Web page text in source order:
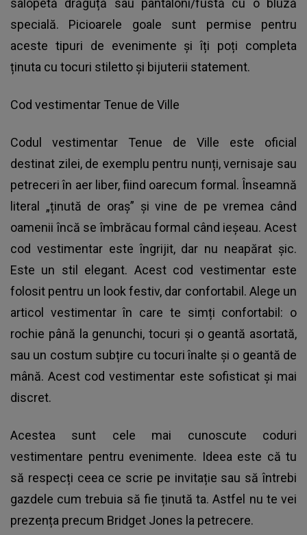
salopetă drăguță sau pantaloni/fustă cu o bluză
specială. Picioarele goale sunt permise pentru
aceste tipuri de evenimente și îți poți completa
ținuta cu tocuri stiletto și bijuterii statement.
Cod vestimentar Tenue de Ville
Codul vestimentar Tenue de Ville este oficial
destinat zilei, de exemplu pentru nunți, vernisaje sau
petreceri în aer liber, fiind oarecum formal. Înseamnă
literal „ținută de oraș” și vine de pe vremea când
oamenii încă se îmbrăcau formal când ieșeau. Acest
cod vestimentar este îngrijit, dar nu neapărat șic.
Este un stil elegant. Acest cod vestimentar este
folosit pentru un look festiv, dar confortabil. Alege un
articol vestimentar în care te simți confortabil: o
rochie până la genunchi, tocuri și o geantă asortată,
sau un costum subțire cu tocuri înalte și o geantă de
mână. Acest cod vestimentar este sofisticat și mai
discret.
Acestea sunt cele mai cunoscute coduri
vestimentare pentru evenimente. Ideea este că tu
să respecți ceea ce scrie pe invitație sau să întrebi
gazdele cum trebuia să fie ținută ta. Astfel nu te vei
prezența precum Bridget Jones la petrecere.